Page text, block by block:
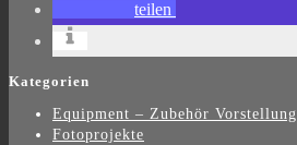
teilen
Kategorien
Equipment – Zubehör Vorstellung
Fotoprojekte